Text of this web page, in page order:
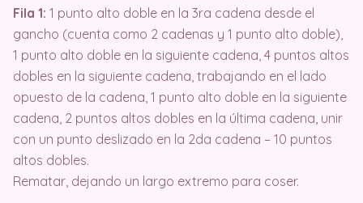
Fila 1: 1 punto alto doble en la 3ra cadena desde el
gancho (cuenta como 2 cadenas y 1 punto alto doble),
1 punto alto doble en la siguiente cadena, 4 puntos altos
dobles en la siguiente cadena, trabajando en el lado
opuesto de la cadena, 1 punto alto doble en la siguiente
cadena, 2 puntos altos dobles en la última cadena, unir
con un punto deslizado en la 2da cadena – 10 puntos
altos dobles.
Rematar, dejando un largo extremo para coser.